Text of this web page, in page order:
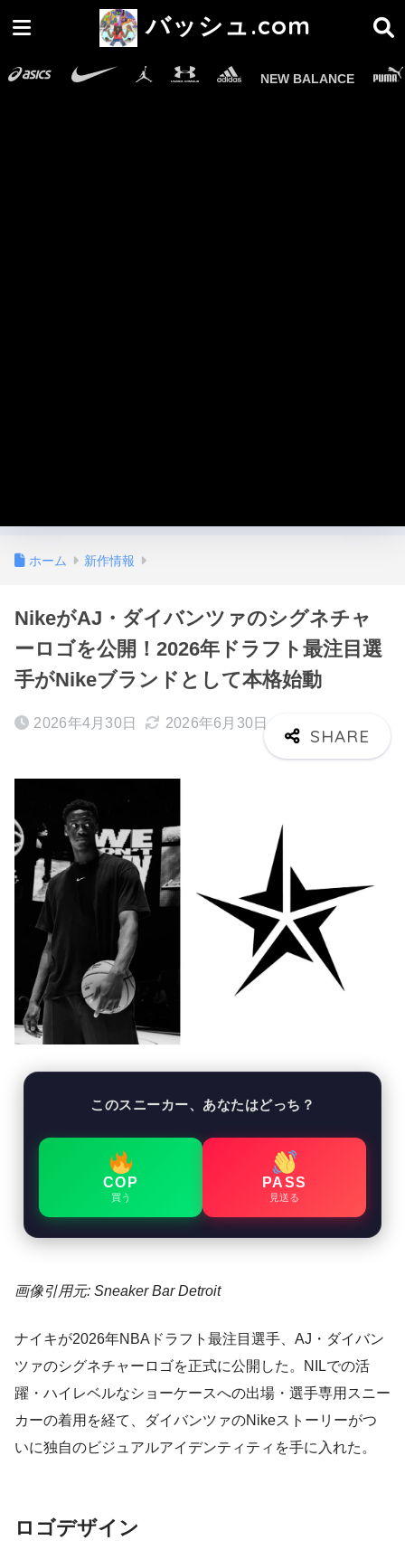
バッシュ.com
NEW BALANCE
ホーム 新作情報
NikeがAJ・ダイバンツァのシグネチャ
ーロゴを公開！2026年ドラフト最注目選
手がNikeブランドとして本格始動
2026年4月30日 2026年6月30日
このスニーカー、あなたはどっち？
COP
買う
PASS
見送る
画像引用元: Sneaker Bar Detroit
ナイキが2026年NBAドラフト最注目選手、AJ・ダイバン
ツァのシグネチャーロゴを正式に公開した。NILでの活
躍・ハイレベルなショーケースへの出場・選手専用スニー
カーの着用を経て、ダイバンツァのNikeストーリーがつ
いに独自のビジュアルアイデンティティを手に入れた。
ロゴデザイン